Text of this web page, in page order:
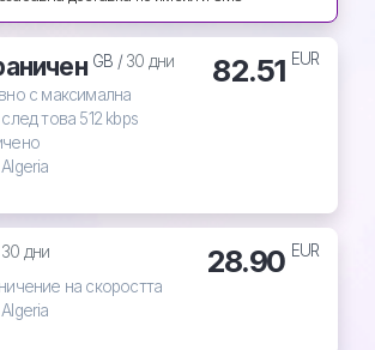
GB /30 дни
с максимална
това 512 kbps
82.51 EUR
30 дни
на скоростта
28.90 EUR